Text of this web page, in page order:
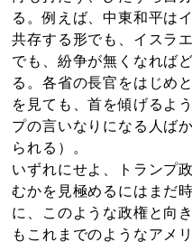
る。例えば、中東和平は
共存する形でも、イスラ
でも、紛争が無くなれば
る。各省の長官をはじめ
を見ても、首を傾げるよ
プの言いなりになる人ば
られる）。
いずれにせよ、トランプ
むかを見極めるにはまだ
に、このような政権と向
もこれまでのようなアメ